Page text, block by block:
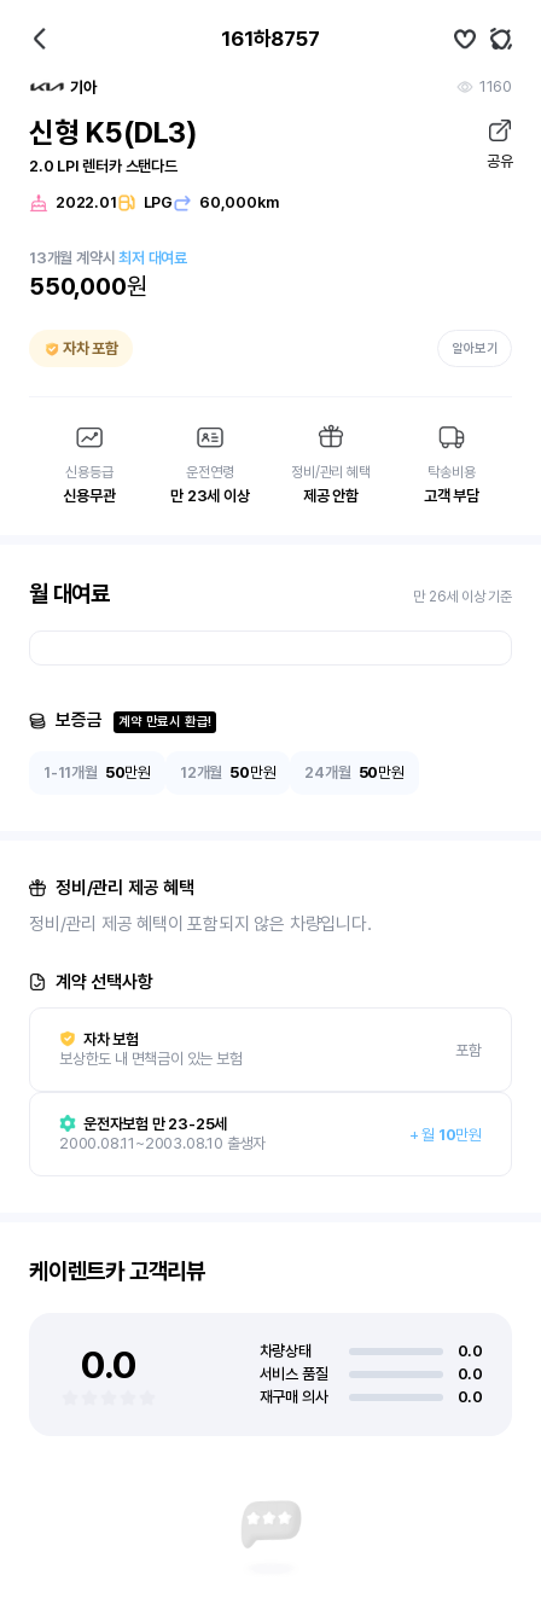
161하8757
기아 1160
신형 K5(DL3)
2.0 LPI 렌터카 스탠다드 공유
2022.01 LPG 60,000km
13개월 계약시최저 대여료
550,000원
자차 포함 알아보기
신용등급
신용무관
운전연령
만 23세 이상
정비/관리 혜택
제공 안함
탁송비용
고객 부담
월 대여료 만 26세 이상 기준
보증금 계약 만료시 환급!
1-11개월 50만원 12개월 50만원 24개월 50만원
정비/관리 제공 혜택
정비/관리 제공 혜택이 포함되지 않은 차량입니다.
계약 선택사항
자차 보험
보상한도 내 면책금이 있는 보험
포함
운전자보험 만 23-25세
2000.08.11~2003.08.10 출생자
+월 10만원
케이렌트카고객리뷰
0.0 차량상태
0.0
서비스 품질
0.0
재구매 의사
0.0